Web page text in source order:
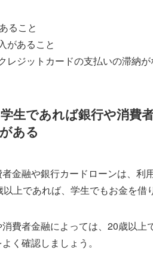
ること
があること
レジットカードの支払いの滞納が
生であれば銀行や消費
ある
金融や銀行カードローンは、利
上であれば、学生でもお金を借
費者金融によっては、20歳以
く確認しましょう。